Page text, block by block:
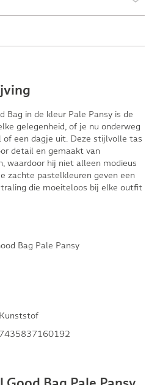
Bag in de kleur Pale Pansy is de
gelegenheid, of je nu onderweg
of een dagje uit. Deze stijlvolle tas
detail en gemaakt van
waardoor hij niet alleen modieus
zachte pastelkleuren geven een
die moeiteloos bij elke outfit
Bag Pale Pansy
Kunststof
7435837160192